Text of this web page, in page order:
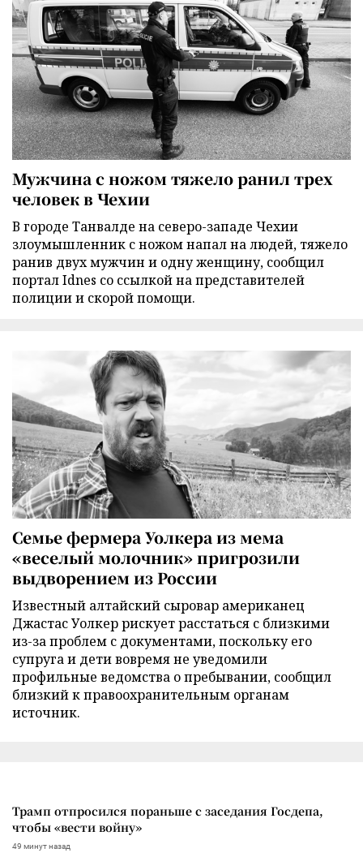
Мужчина с ножом тяжело ранил трех
человек в Чехии
В городе Танвалде на северо-западе Чехии
злоумышленник с ножом напал на людей, тяжело
ранив двух мужчин и одну женщину, сообщил
портал Idnes со ссылкой на представителей
полиции и скорой помощи.
Семье фермера Уолкера из мема
«веселый молочник» пригрозили
выдворением из России
Известный алтайский сыровар американец
Джастас Уолкер рискует расстаться с близкими
из-за проблем с документами, поскольку его
супруга и дети вовремя не уведомили
профильные ведомства о пребывании, сообщил
близкий к правоохранительным органам
источник.
Трамп отпросился пораньше с заседания Госдепа,
чтобы «вести войну»
49 минут назад